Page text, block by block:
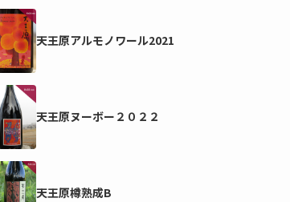
天王原アルモノワール2021
天王原ヌーボー２０２２
天王原樽熟成B